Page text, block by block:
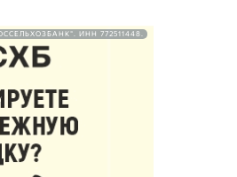
ИНН 772511448.